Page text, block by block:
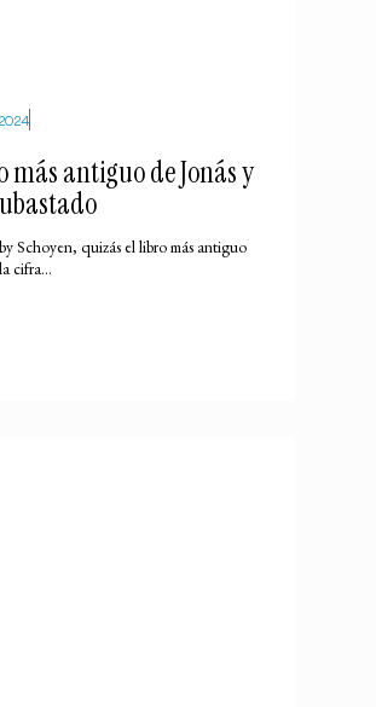
más antiguo de Jonás y
Schoyen, quizás el libro más antiguo
cifra...